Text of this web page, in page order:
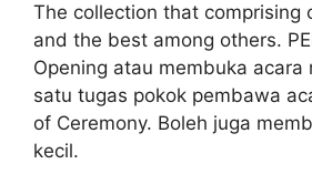
The collection that comprising
and the best among others.
Opening atau membuka acara
satu tugas pokok pembawa
of Ceremony. Boleh juga
kecil.